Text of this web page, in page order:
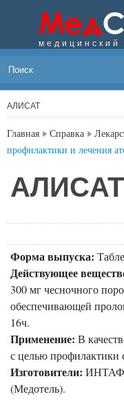
медицинский
АЛИCAT
Главная Справка
профилактики и лечения
АЛИCAT
Форма выпуска:
Действующее
300 мг чесночного
обеспечивающей
16ч.
Применение: В
с целью профилактики
Изготовители:
(Медотель).